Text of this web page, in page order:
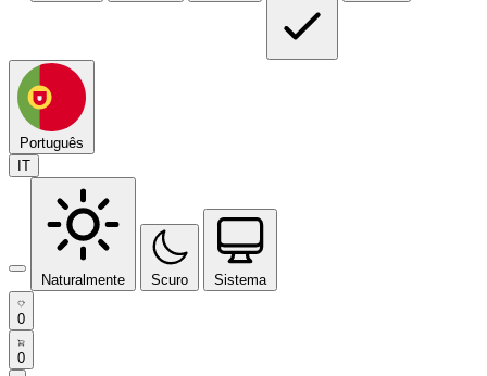
Português
IT
Naturalmente Scuro Sistema
0
0